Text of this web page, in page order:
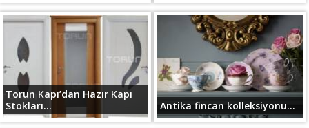
Torun Kapı’dan Hazır Kapı
Stokları...
Antika fincan kolleksiyonu...